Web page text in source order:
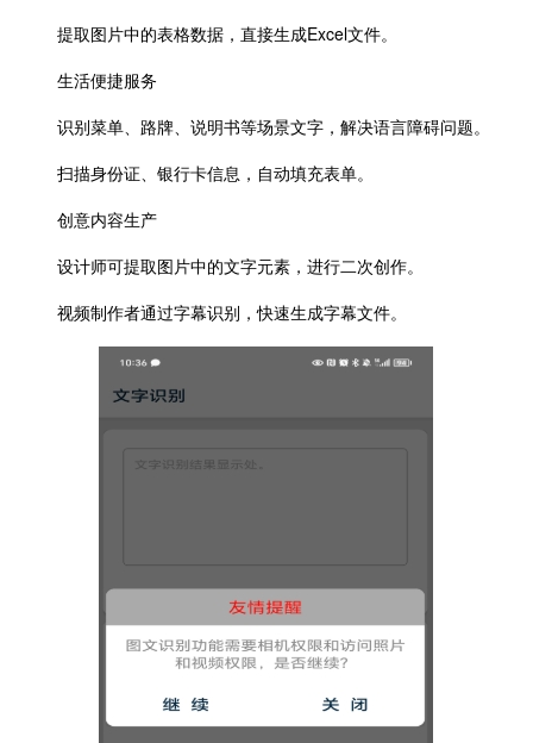
提取图片中的表格数据，直接生成Excel文件。
生活便捷服务
识别菜单、路牌、说明书等场景文字，解决语言障碍问题。
扫描身份证、银行卡信息，自动填充表单。
创意内容生产
设计师可提取图片中的文字元素，进行二次创作。
视频制作者通过字幕识别，快速生成字幕文件。